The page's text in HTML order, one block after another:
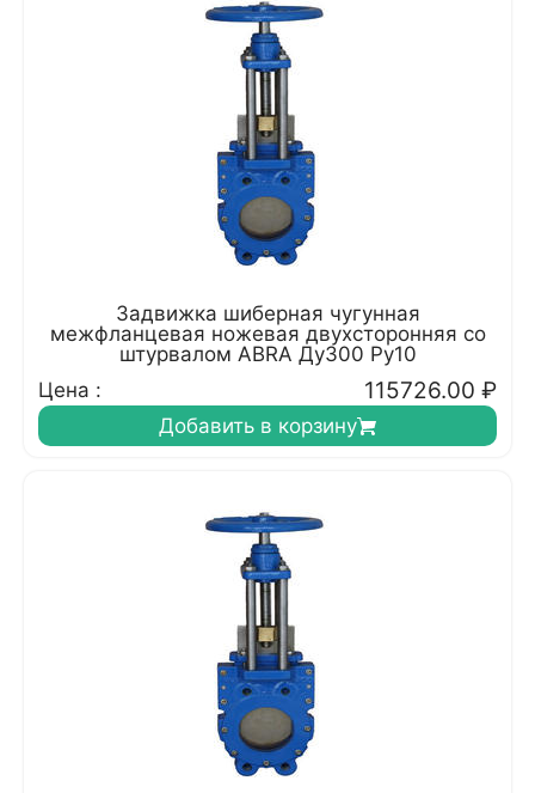
Задвижка шиберная чугунная
межфланцевая ножевая двухсторонняя со
штурвалом ABRA Ду300 Ру10
Цена :
115726.00 ₽
Добавить в корзину